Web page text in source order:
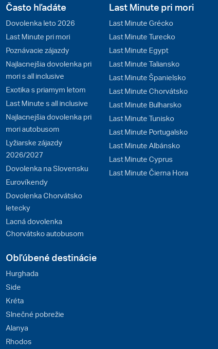
Často hľadáte
Dovolenka leto 2026
Last Minute pri mori
Poznávacie zájazdy
Najlacnejšia dovolenka pri
mori s all inclusive
Exotika s priamym letom
Last Minute s all inclusive
Najlacnejšia dovolenka pri
mori autobusom
Lyžiarske zájazdy
2026/2027
Dovolenka na Slovensku
Eurovíkendy
Dovolenka Chorvátsko
letecky
Lacná dovolenka
Chorvátsko autobusom
Last Minute pri mori
Last Minute Grécko
Last Minute Turecko
Last Minute Egypt
Last Minute Taliansko
Last Minute Španielsko
Last Minute Chorvátsko
Last Minute Bulharsko
Last Minute Tunisko
Last Minute Portugalsko
Last Minute Albánsko
Last Minute Cyprus
Last Minute Čierna Hora
Obľúbené destinácie
Hurghada
Side
Kréta
Slnečné pobrežie
Alanya
Rhodos